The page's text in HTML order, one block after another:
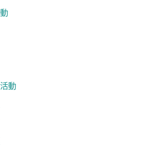
動